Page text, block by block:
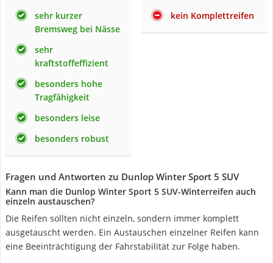
sehr kurzer
Bremsweg bei Nässe
sehr
kraftstoffeffizient
besonders hohe
Tragfähigkeit
besonders leise
besonders robust
kein Komplettreifen
Fragen und Antworten zu Dunlop Winter Sport 5 SUV
Kann man die Dunlop Winter Sport 5 SUV-Winterreifen auch
einzeln austauschen?
Die Reifen sollten nicht einzeln, sondern immer komplett
ausgetauscht werden. Ein Austauschen einzelner Reifen kann
eine Beeinträchtigung der Fahrstabilität zur Folge haben.